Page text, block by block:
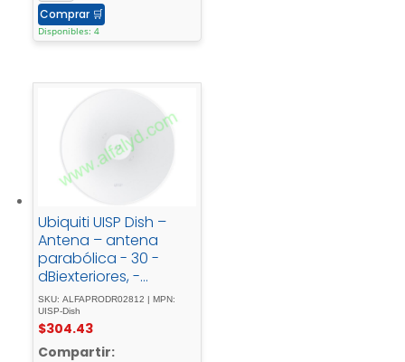
Comprar 🛒
Disponibles: 4
Ubiquiti UISP Dish –
Antena – antena
parabólica - 30 -
dBiexteriores, -
montaje - en -
postepara - P/N: - AF-
5XHD
SKU: ALFAPRODR02812 | MPN:
UISP-Dish
$304.43
Compartir: